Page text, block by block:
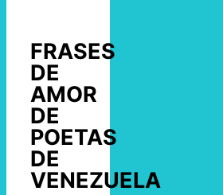
FRASES
DE
AMOR
DE
POETAS
DE
VENEZUELA